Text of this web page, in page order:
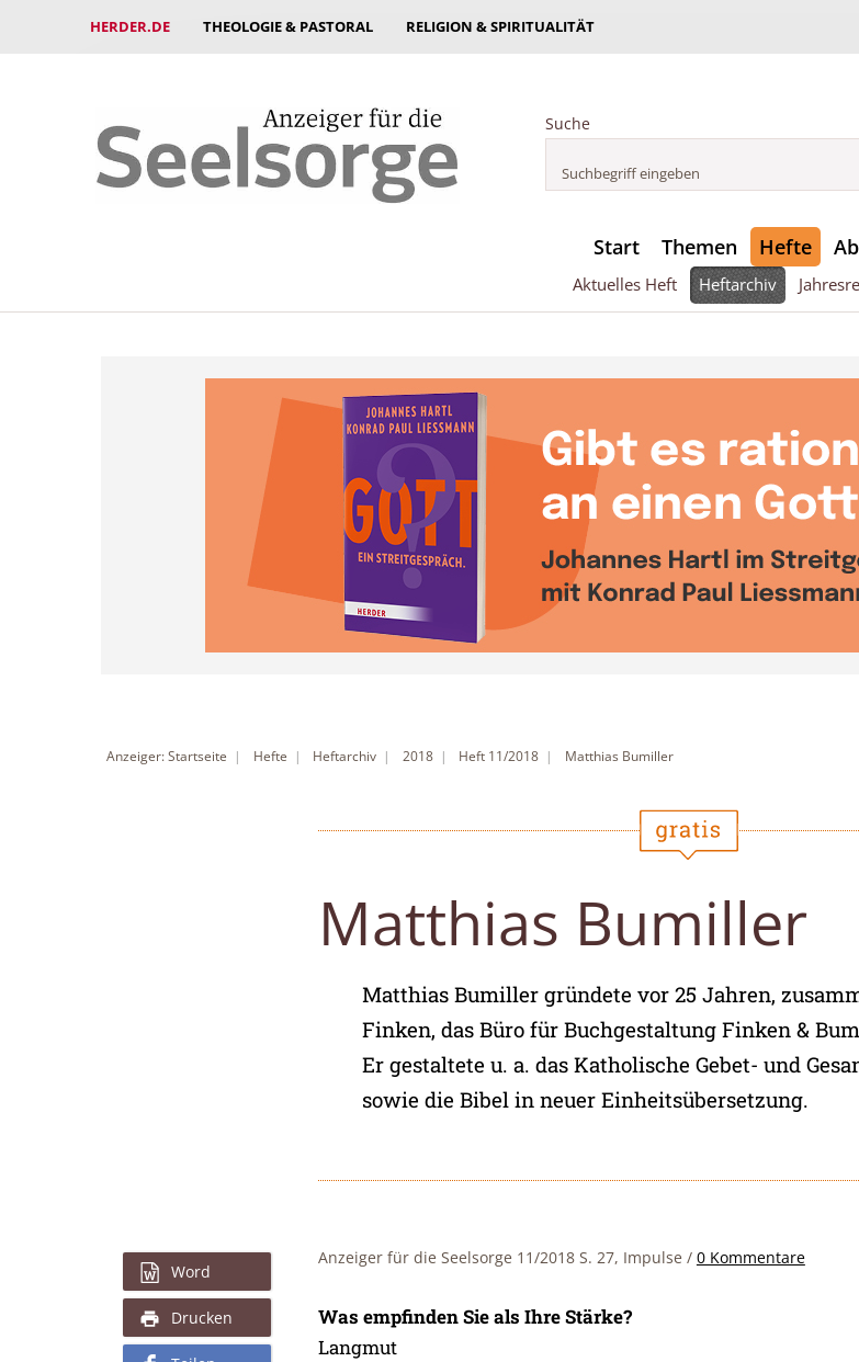
HERDER.DE THEOLOGIE & PASTORAL RELIGION & SPIRITUALITÄT
Suche
Start Themen Hefte
Aktuelles Heft Heftarchiv
Anzeiger: Startseite Hefte Heftarchiv 2018 Heft 11/2018 Matthias Bumiller
Matthias Bumiller
Matthias Bumiller gründete vor 25 Jahren,
Finken, das Büro für Buchgestaltung Finken &
Er gestaltete u. a. das Katholische Gebet- und
sowie die Bibel in neuer Einheitsübersetzung.
Anzeiger für die Seelsorge 11/2018 S. 27, Impulse / 0 Kommentare
Was empfinden Sie als Ihre Stärke?
Langmut
Word
Drucken